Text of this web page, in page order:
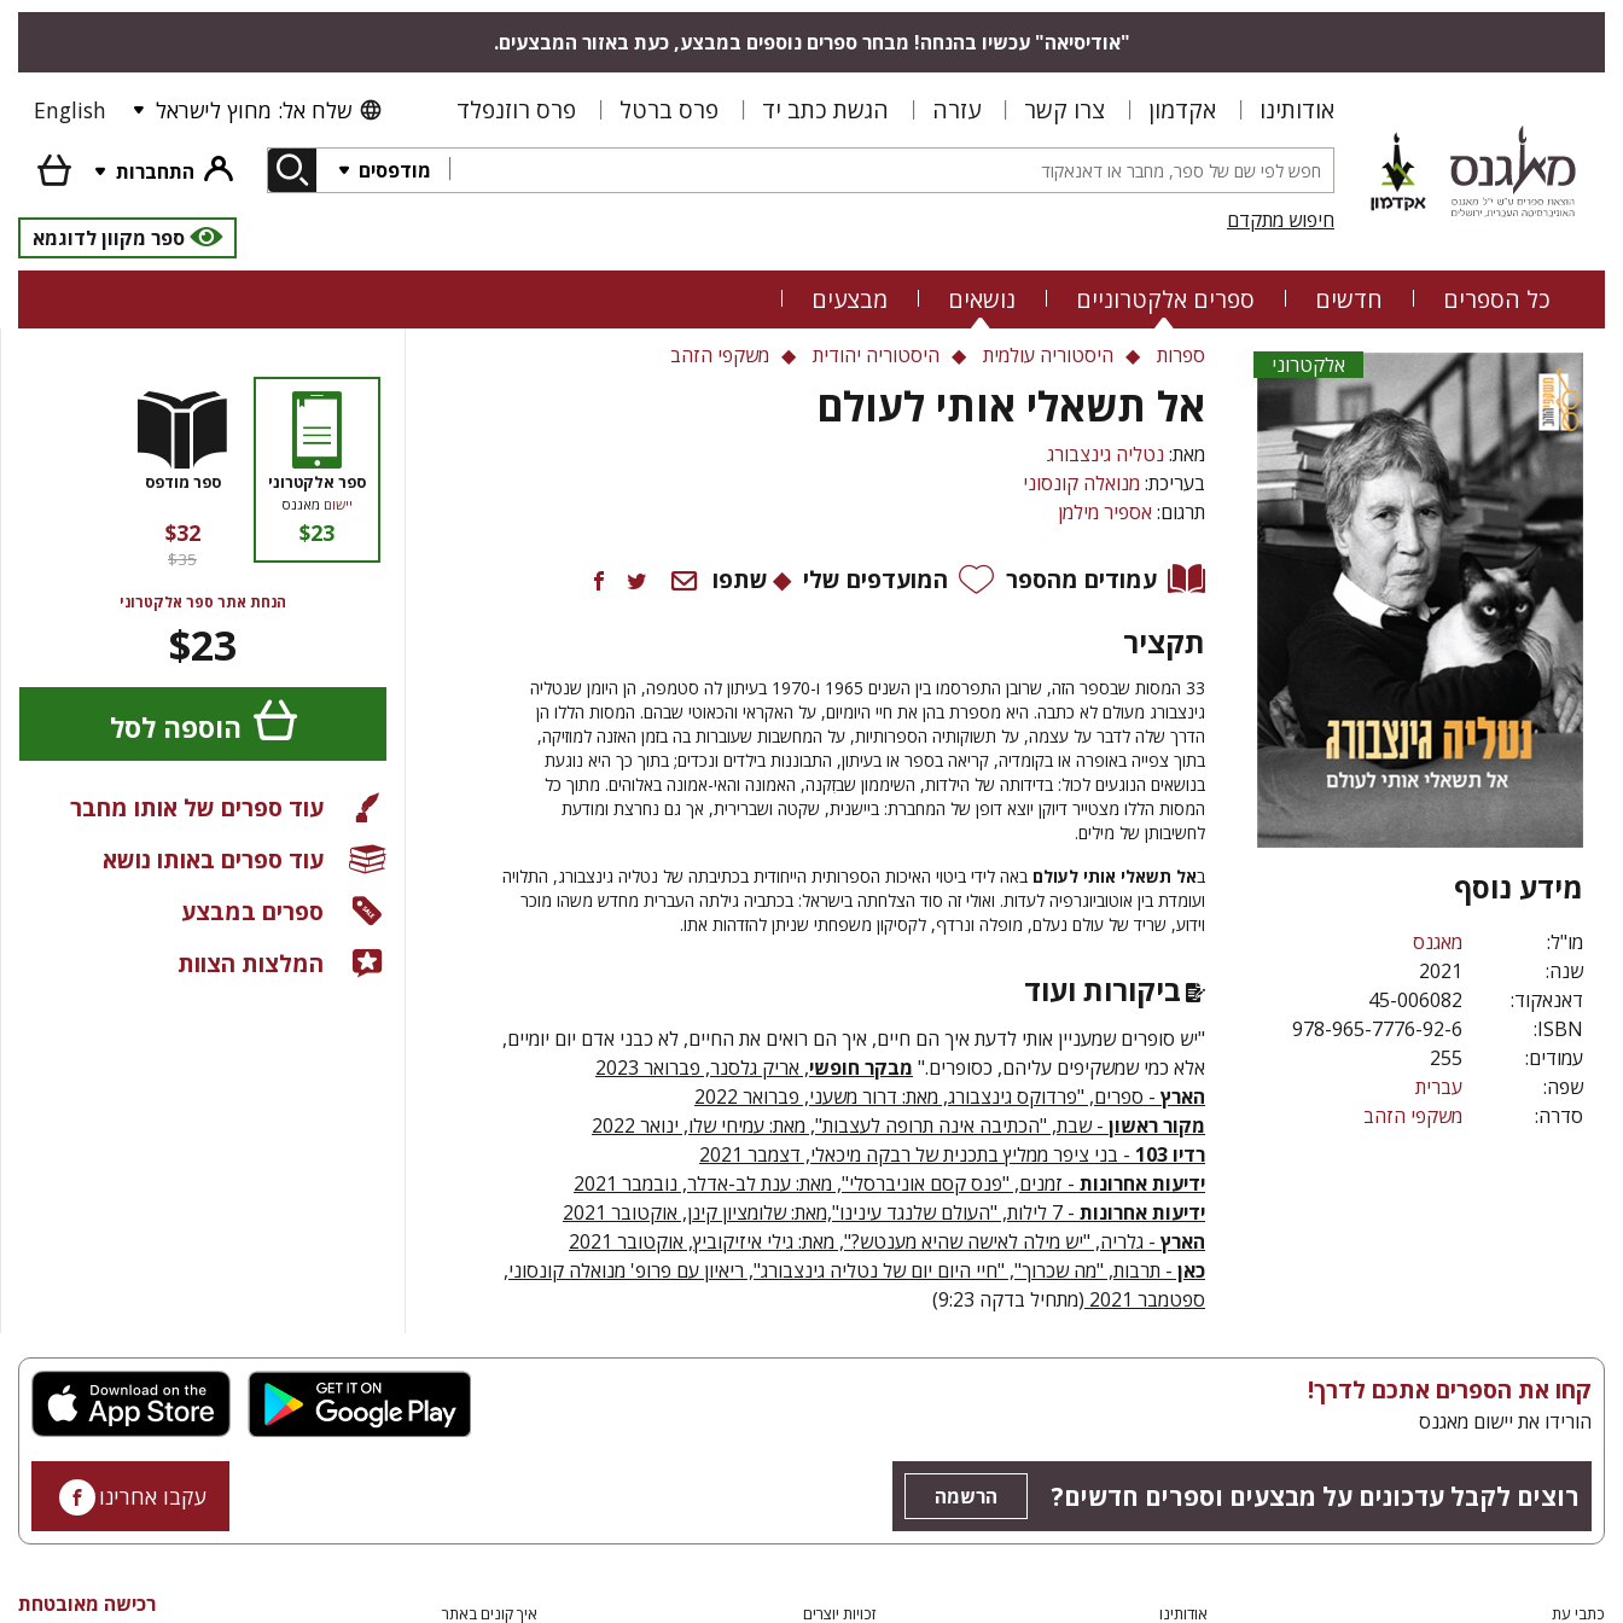
"אודיסיאה" עכשיו בהנחה! מבחר ספרים נוספים במבצע, כעת באזור המבצעים.
אודותינו אקדמון צרו קשר עזרה הגשת כתב יד פרס ברטל פרס רוזנפלד שלח אל: מחוץ לישראל English
מודפסים
התחברות
חיפוש מתקדם
ספר מקוון לדוגמא
כל הספרים חדשים ספרים אלקטרוניים נושאים מבצעים
אלקטרוני
מידע נוסף
מו"ל:
מאגנס
שנה:
2021
דאנאקוד:
45-006082
ISBN:
978-965-7776-92-6
עמודים:
255
שפה:
עברית
סדרה:
משקפי הזהב
ספרות היסטוריה עולמית היסטוריה יהודית משקפי הזהב
אל תשאלי אותי לעולם
מאת: נטליה גינצבורג
בעריכת: מנואלה קונסוני
תרגום: אספיר מילמן
עמודים מהספר המועדפים שלי שתפו
תקציר
33 המסות שבספר הזה, שרובן התפרסמו בין השנים 1965 ו-1970 בעיתון לה סטמפה, הן היומן שנטליה
גינצבורג מעולם לא כתבה. היא מספרת בהן את חיי היומיום, על האקראי והכאוטי שבהם. המסות הללו הן
הדרך שלה לדבר על עצמה, על תשוקותיה הספרותיות, על המחשבות שעוברות בה בזמן האזנה למוזיקה,
בתוך צפייה באופרה או בקומדיה, קריאה בספר או בעיתון, התבוננות בילדים ונכדים; בתוך כך היא נוגעת
בנושאים הנוגעים לכול: בדידותה של הילדות, השיממון שבזִקנה, האמונה והאי-אמונה באלוהים. מתוך כל
המסות הללו מצטייר דיוקן יוצא דופן של המחברת: ביישנית, שקטה ושברירית, אך גם נחרצת ומודעת
לחשיבותן של מילים.
באל תשאלי אותי לעולם באה לידי ביטוי האיכות הספרותית הייחודית בכתיבתה של נטליה גינצבורג, התלויה
ועומדת בין אוטוביוגרפיה לעדות. ואולי זה סוד הצלחתה בישראל: בכתביה גילתה העברית מחדש משהו מוכר
וידוע, שריד של עולם נעלם, מופלה ונרדף, לקסיקון משפחתי שניתן להזדהות אתו.
ביקורות ועוד
"יש סופרים שמעניין אותי לדעת איך הם חיים, איך הם רואים את החיים, לא כבני אדם יום יומיים,
אלא כמי שמשקיפים עליהם, כסופרים." מבקר חופשי, אריק גלסנר, פברואר 2023
הארץ - ספרים, "פרדוקס גינצבורג, מאת: דרור משעני, פברואר 2022
מקור ראשון - שבת, "הכתיבה אינה תרופה לעצבות", מאת: עמיחי שלו, ינואר 2022
רדיו 103
- בני ציפר ממליץ בתכנית של רבקה מיכאלי, דצמבר 2021
ידיעות אחרונות - זמנים, "פנס קסם אוניברסלי", מאת: ענת לב-אדלר, נובמבר 2021
ידיעות אחרונות - 7 לילות, "העולם שלנגד עינינו",מאת: שלומציון קינן, אוקטובר 2021
הארץ - גלריה, "יש מילה לאישה שהיא מענטש?", מאת: גילי איזיקוביץ, אוקטובר 2021
כאן - תרבות, "מה שכרוך", "חיי היום יום של נטליה גינצבורג", ריאיון עם פרופ' מנואלה קונסוני,
ספטמבר 2021
(מתחיל בדקה 9:23)
ספר אלקטרוני
יישום מאגנס
$23
ספר מודפס
$32
$35
הנחת אתר ספר אלקטרוני
$23
הוספה לסל
עוד ספרים של אותו מחבר
עוד ספרים באותו נושא
ספרים במבצע
המלצות הצוות
קחו את הספרים אתכם לדרך!
הורידו את יישום מאגנס
רוצים לקבל עדכונים על מבצעים וספרים חדשים? הרשמה עקבו אחרינו
כתבי עת אודותינו זכויות יוצרים איך קונים באתר רכישה מאובטחת